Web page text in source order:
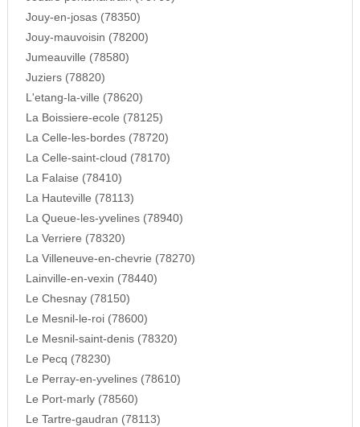
Jouy-en-josas (78350)
Jouy-mauvoisin (78200)
Jumeauville (78580)
Juziers (78820)
L'etang-la-ville (78620)
La Boissiere-ecole (78125)
La Celle-les-bordes (78720)
La Celle-saint-cloud (78170)
La Falaise (78410)
La Hauteville (78113)
La Queue-les-yvelines (78940)
La Verriere (78320)
La Villeneuve-en-chevrie (78270)
Lainville-en-vexin (78440)
Le Chesnay (78150)
Le Mesnil-le-roi (78600)
Le Mesnil-saint-denis (78320)
Le Pecq (78230)
Le Perray-en-yvelines (78610)
Le Port-marly (78560)
Le Tartre-gaudran (78113)